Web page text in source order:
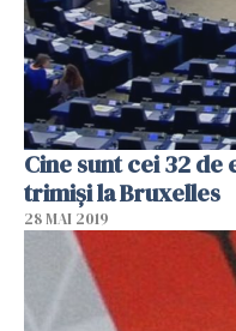
Cine sunt cei 32
trimiși la Bruxelles
28 MAI 2019